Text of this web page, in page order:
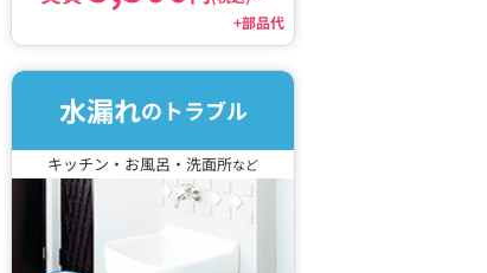
+部品代
水漏れのトラブル
キッチン・お風呂・洗面所など